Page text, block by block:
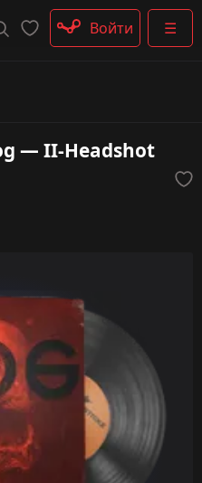
☰
Войти
— II-Headshot